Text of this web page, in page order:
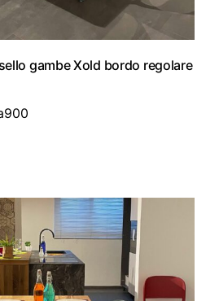
gambe Xold bordo regolare